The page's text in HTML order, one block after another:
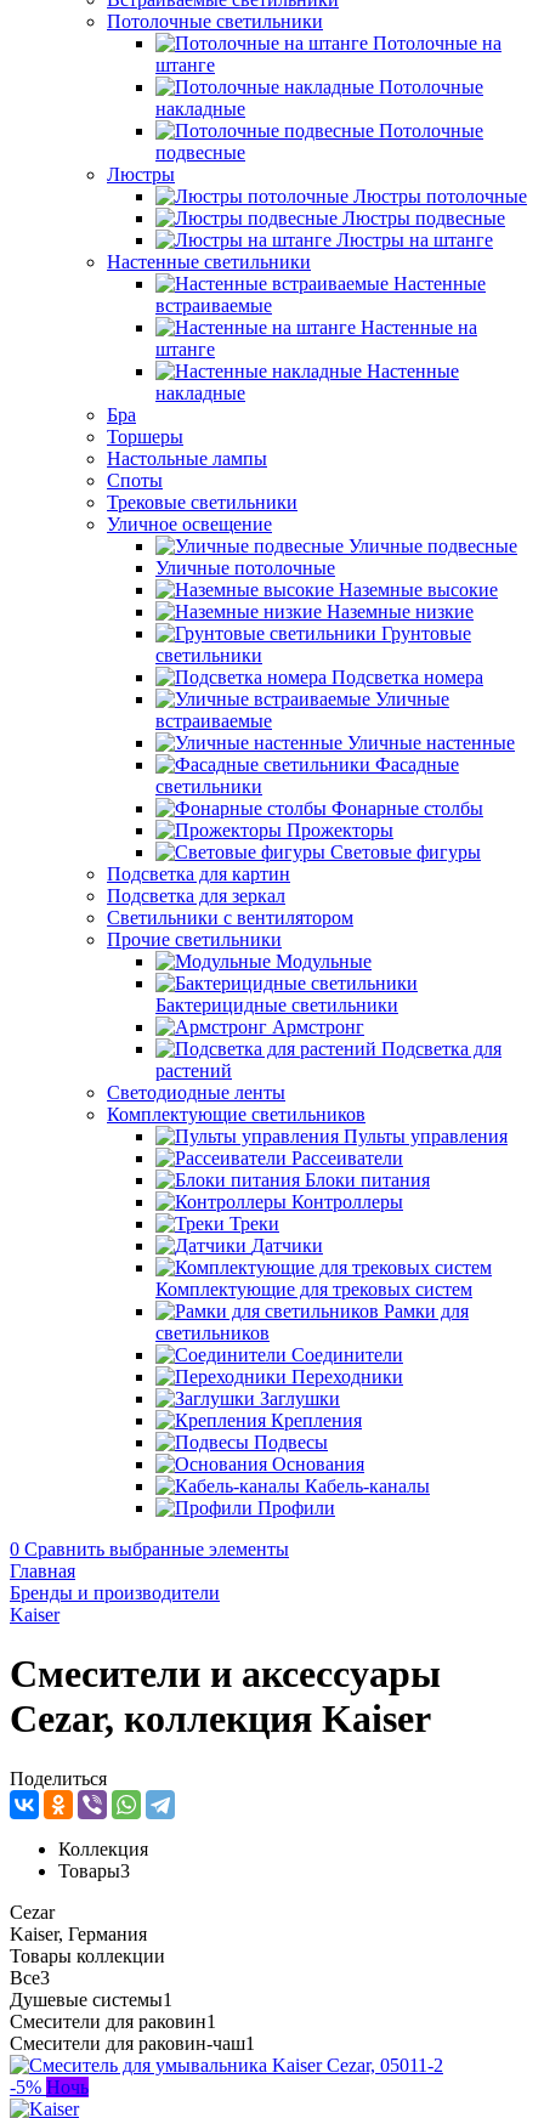
Потолочные светильники
Потолочные на
штанге
Потолочные
накладные
Потолочные
подвесные
Люстры
Люстры потолочные
Люстры подвесные
Люстры на штанге
Настенные светильники
Настенные
встраиваемые
Настенные на
штанге
Настенные
накладные
Бра
Торшеры
Настольные лампы
Споты
Трековые светильники
Уличное освещение
Уличные подвесные
Уличные потолочные
Наземные высокие
Наземные низкие
Грунтовые
светильники
Подсветка номера
Уличные
встраиваемые
Уличные настенные
Фасадные
светильники
Фонарные столбы
Прожекторы
Световые фигуры
Подсветка для картин
Подсветка для зеркал
Светильники с вентилятором
Прочие светильники
Модульные
Бактерицидные светильники
Армстронг
Подсветка для
растений
Светодиодные ленты
Комплектующие светильников
Пульты управления
Рассеиватели
Блоки питания
Контроллеры
Треки
Датчики
Комплектующие для трековых систем
Рамки для
светильников
Соединители
Переходники
Заглушки
Крепления
Подвесы
Основания
Кабель-каналы
Профили
0 Сравнить выбранные элементы
Главная
Бренды и производители
Kaiser
Смесители и аксессуары
Cezar, коллекция Kaiser
Поделиться
Коллекция
Товары3
Cezar
Kaiser, Германия
Товары коллекции
Все3
Душевые системы1
Смесители для раковин1
Смесители для раковин-чаш1
-5% Ночь